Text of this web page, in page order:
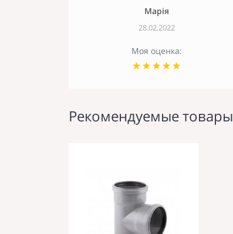
Марія
28.02.2022
Моя оценка:
Рекомендуемые товары